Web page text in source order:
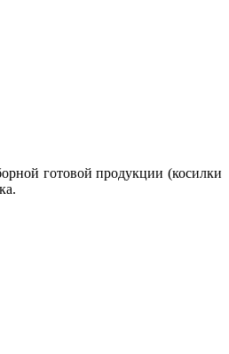
готовой продукции (косилки